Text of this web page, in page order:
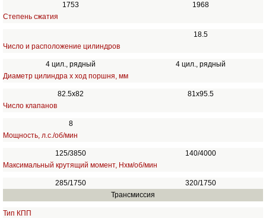
1753
1968
Степень сжатия
18.5
Число и расположение цилиндров
4 цил., рядный
4 цил., рядный
Диаметр цилиндра х ход поршня, мм
82.5х82
81х95.5
Число клапанов
8
Мощность, л.с./об/мин
125/3850
140/4000
Максимальный крутящий момент, Нхм/об/мин
285/1750
320/1750
Трансмиссия
Тип КПП